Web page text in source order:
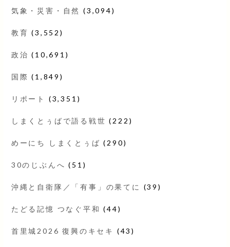
気象・災害・自然 (3,094)
教育 (3,552)
政治 (10,691)
国際 (1,849)
リポート (3,351)
しまくとぅばで語る戦世 (222)
めーにち しまくとぅば (290)
30のじぶんへ (51)
沖縄と自衛隊／「有事」の果てに (39)
たどる記憶 つなぐ平和 (44)
首里城2026 復興のキセキ (43)